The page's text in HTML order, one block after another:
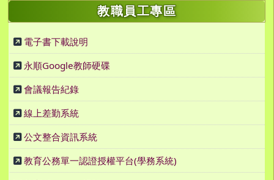
教職員工專區
電子書下載說明
永順Google教師硬碟
會議報告紀錄
線上差勤系統
公文整合資訊系統
教育公務單一認證授權平台(學務系統)